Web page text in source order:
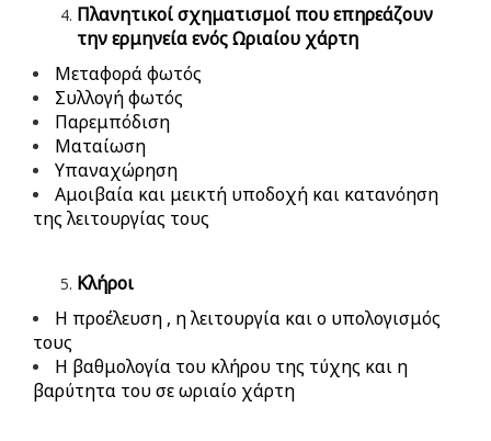
Πλανητικοί σχηματισμοί που επηρεάζουν
την ερμηνεία ενός Ωριαίου χάρτη
Μεταφορά φωτός
Συλλογή φωτός
Παρεμπόδιση
Ματαίωση
Υπαναχώρηση
Αμοιβαία και μεικτή υποδοχή και κατανόηση
της λειτουργίας τους
Κλήροι
Η προέλευση , η λειτουργία και ο υπολογισμός
τους
Η βαθμολογία του κλήρου της τύχης και η
βαρύτητα του σε ωριαίο χάρτη